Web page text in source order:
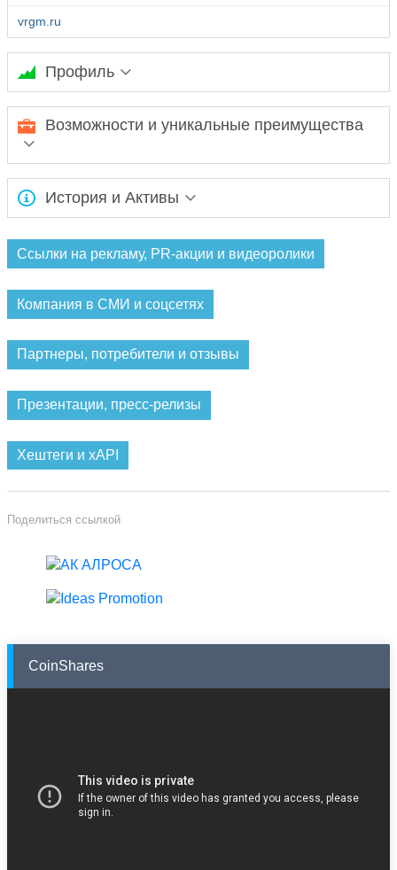
vrgm.ru
Профиль
Золотодобывающая компания ЗАО «Васильевский Рудник»
ведет разработку месторождений в Мотыгинском районе
Красноярского края.
Возможности и уникальные преимущества
Ожидается заполнение информации...
История и Активы
ведет разработку месторождений в Мотыгинском районе
Красноярского края. производство по полному циклу
запущено в конце 2005 года. В целях дальнейшего
наращивания объемов производства золота планируется
запуск установки кучного выщелачивания.
Ссылки на рекламу, PR-акции и видеоролики
Компания в СМИ и соцсетях
Партнеры, потребители и отзывы
Презентации, пресс-релизы
Хештеги и xAPI
Поделиться ссылкой
CoinShares